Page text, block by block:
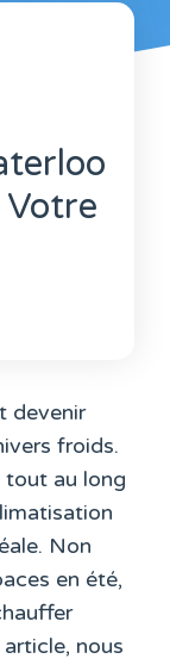
devenir
froids.
tout au long
Non
en été,
nous